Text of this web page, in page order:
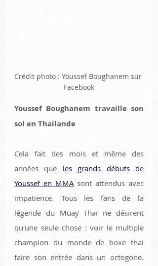
Crédit photo : Youssef Boughanem sur
Facebook
Youssef Boughanem travaille son
sol en Thailande
Cela fait des mois et même des
années que les grands débuts de
Youssef en MMA sont attendus avec
impatience. Tous les fans de la
légende du Muay Thai ne désirent
qu'une seule chose : voir le multiple
champion du monde de boxe thai
faire son entrée dans un octogone.